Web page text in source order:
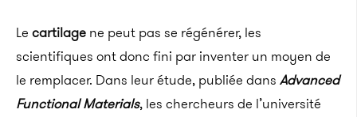
Le cartilage ne peut pas se régénérer, les
scientifiques ont donc fini par inventer un moyen de
le remplacer. Dans leur étude, publiée dans Advanced
Functional Materials, les chercheurs de l’université